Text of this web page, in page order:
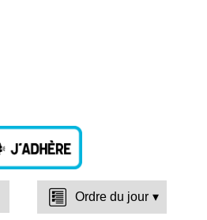
Ordre du jour ▾